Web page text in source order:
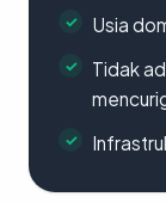
Usia
Tidak